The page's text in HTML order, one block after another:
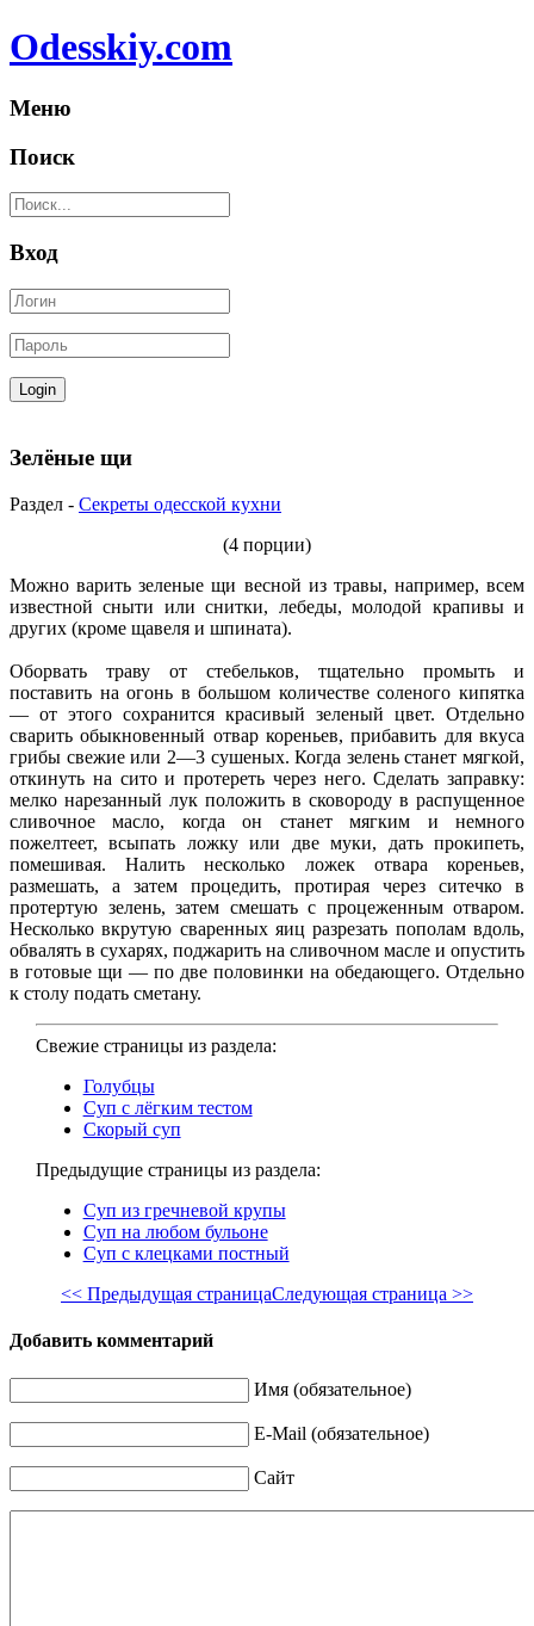
Odesskiy.com
Меню
Поиск
Вход
Зелёные щи
Раздел - Секреты одесской кухни
(4 порции)
Можно варить зеленые щи весной из травы, например, всем
известной сныти или снитки, лебеды, молодой крапивы и
других (кроме щавеля и шпината).
Оборвать траву от стебельков, тщатель­но промыть и
поставить на огонь в большом количестве соленого кипятка
— от этого со­хранится красивый зеленый цвет. Отдельно
сварить обыкновенный отвар кореньев, при­бавить для вкуса
грибы свежие или 2—3 су­шеных. Когда зелень станет мягкой,
откинуть на сито и протереть через него. Сделать зап­равку:
мелко нарезанный лук положить в ско­вороду в распущенное
сливочное масло, ког­да он станет мягким и немного
пожелтеет, всыпать ложку или две муки, дать прокипеть,
помешивая. Налить несколько ложек отвара кореньев,
размешать, а затем процедить, про­тирая через ситечко в
протертую зелень, за­тем смешать с процеженным отваром.
Не­сколько вкрутую сваренных яиц разрезать пополам вдоль,
обвалять в сухарях, поджа­рить на сливочном масле и опустить
в готовые щи — по две половинки на обедающего. Отдельно
к столу подать сметану.
Свежие страницы из раздела:
Голубцы
Суп с лёгким тестом
Скорый суп
Предыдущие страницы из раздела:
Суп из гречневой крупы
Суп на любом бульоне
Суп с клецками постный
<< Предыдущая страницаСледующая страница >>
Добавить комментарий
Имя (обязательное)
E-Mail (обязательное)
Сайт